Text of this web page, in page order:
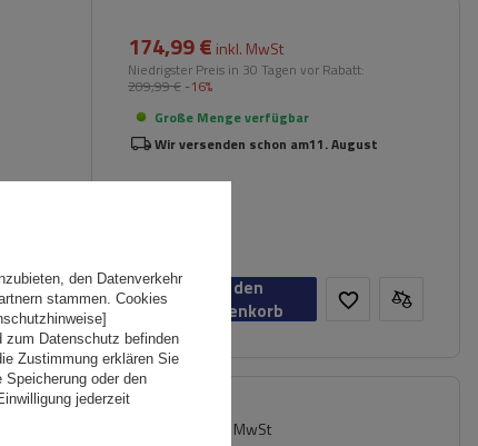
174,99 € inkl. MwSt
Niedrigster Preis in 30 Tagen vor Rabatt:
209,99 € -16%
Große Menge verfügbar
Wir versenden schon am11. August
In den
Warenkorb
inkl. MwSt
den Datenverkehr
stammen. Cookies
zum Datenschutz befinden
Zustimmung erklären Sie
oder den
jederzeit